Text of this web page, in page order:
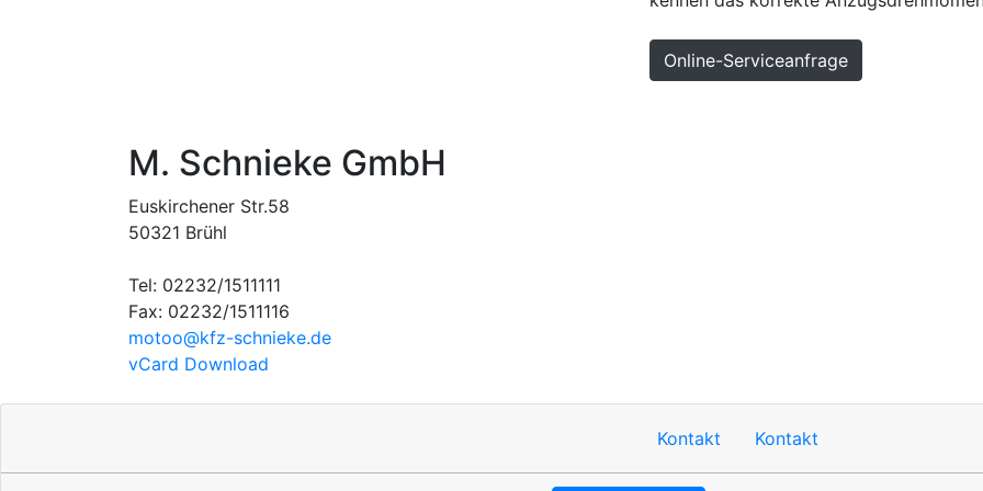
Online-Serviceanfrage
M. Schnieke GmbH
Euskirchener Str.58
50321 Brühl
Tel: 02232/1511111
Fax: 02232/1511116
motoo​@kfz-schnieke.de
vCard Download
Kontakt Kontakt